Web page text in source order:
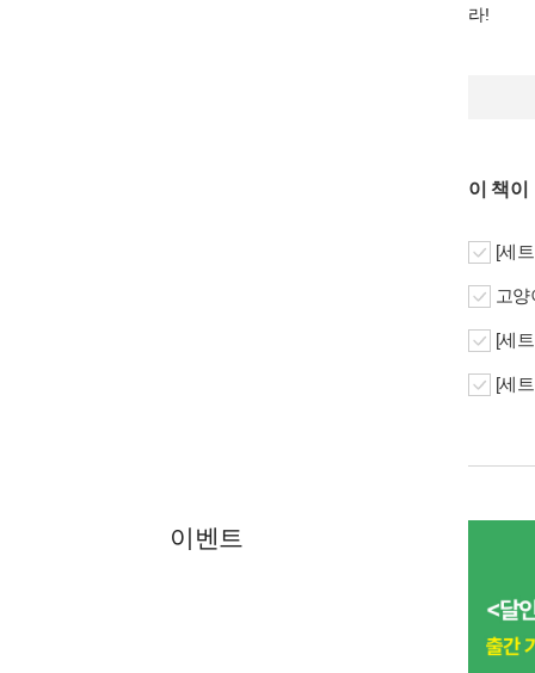
라!
이 책이
[세
고
[세
[세
이벤트